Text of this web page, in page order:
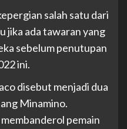
salah satu dari
jika ada tawaran yang
sebelum penutupan
ini.
disebut menjadi dua
Minamino.
pemain